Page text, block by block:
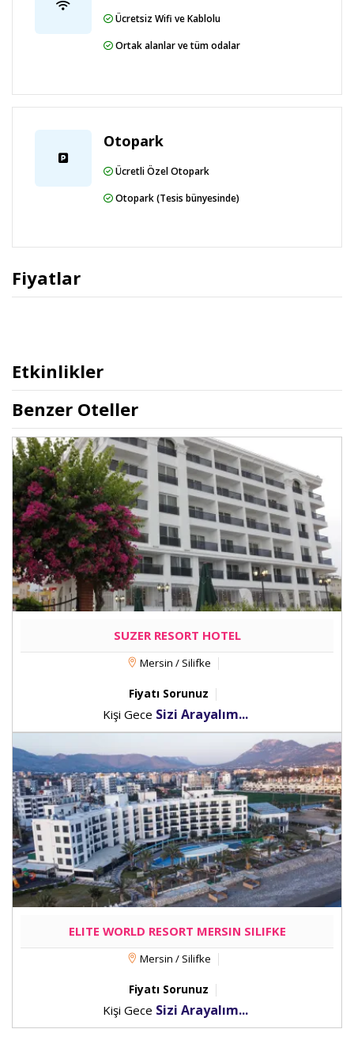
Ücretsiz Wifi ve Kablolu
Ortak alanlar ve tüm odalar
Otopark
Ücretli Özel Otopark
Otopark (Tesis bünyesinde)
Fiyatlar
Etkinlikler
Benzer Oteller
SUZER RESORT HOTEL
Mersin / Silifke
Fiyatı Sorunuz
Kişi Gece Sizi Arayalım...
ELITE WORLD RESORT MERSIN SILIFKE
Mersin / Silifke
Fiyatı Sorunuz
Kişi Gece Sizi Arayalım...